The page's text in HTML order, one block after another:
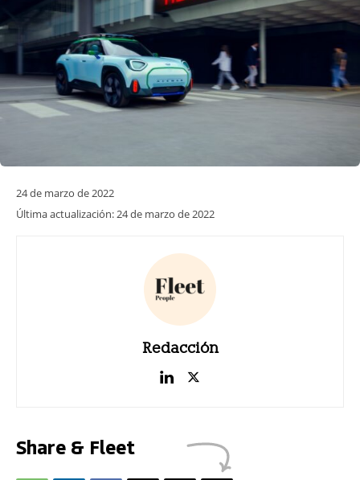
24 de marzo de 2022
Última actualización:24 de marzo de 2022
Redacción
Share & Fleet